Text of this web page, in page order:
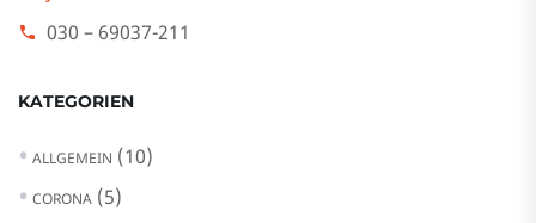
030 – 69037-211
KATEGORIEN
ALLGEMEIN (10)
CORONA (5)